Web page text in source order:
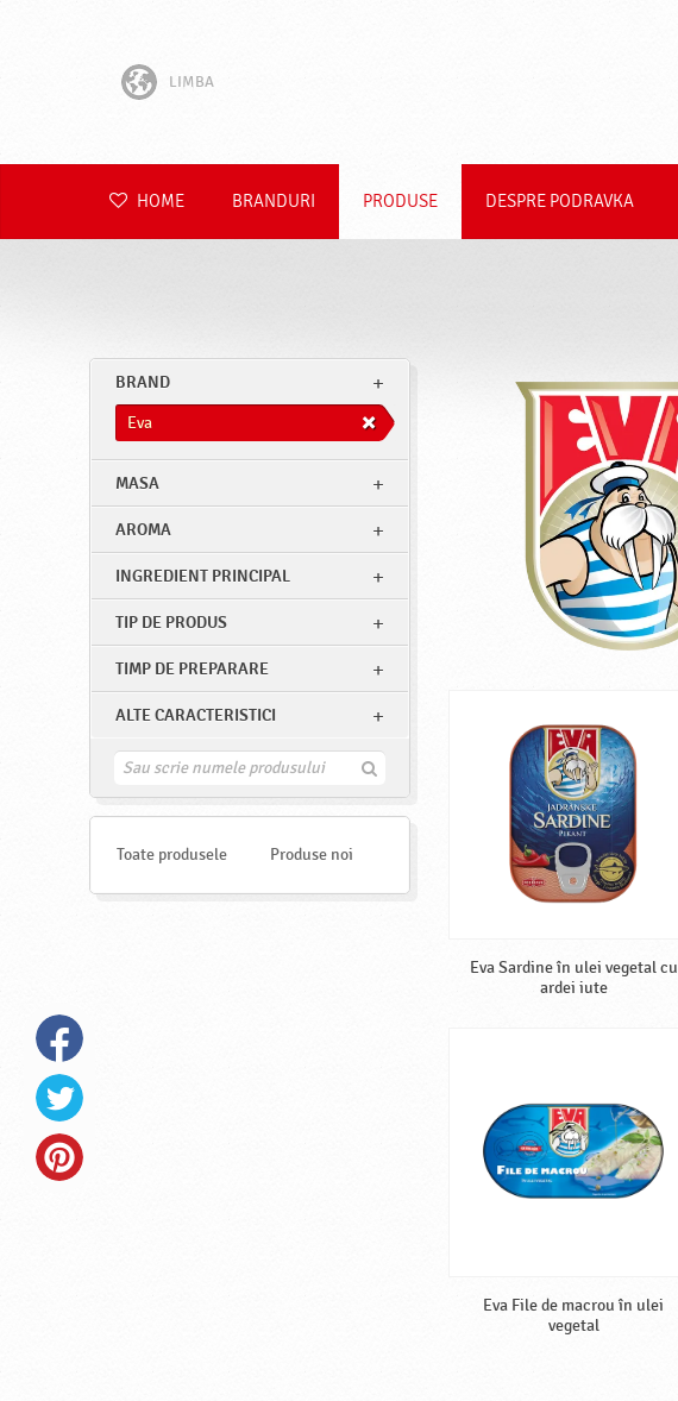
LIMBA
Hrvatski
Polski
HOME BRANDURI PRODUSE DESPRE PODRAVKA
BRAND
Eva
MASA
AROMA
INGREDIENT PRINCIPAL
TIP DE PRODUS
TIMP DE PREPARARE
ALTE CARACTERISTICI
G
e
Toate produsele Produse noi
Eva Sardine în ulei vegetal cu
ardei iute
Eva File de macrou în ulei
vegetal